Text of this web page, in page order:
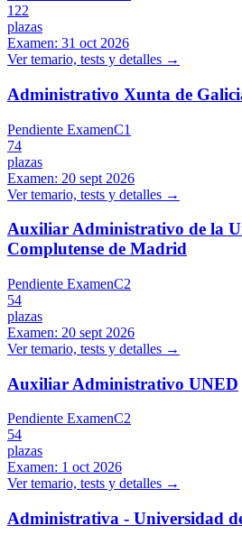
122
plazas
Examen: 31 oct 2026
Ver temario, tests y detalles →
Administrativo Xunta de
Pendiente ExamenC1
74
plazas
Examen: 20 sept 2026
Ver temario, tests y detalles →
Auxiliar Administrativo de la
Complutense de Madrid
Pendiente ExamenC2
54
plazas
Examen: 20 sept 2026
Ver temario, tests y detalles →
Auxiliar Administrativo UNED
Pendiente ExamenC2
54
plazas
Examen: 1 oct 2026
Ver temario, tests y detalles →
Administrativa - Universidad